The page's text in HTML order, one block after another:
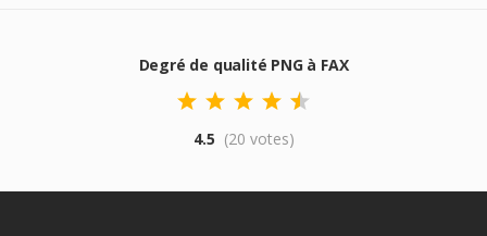
Degré de qualité PNG à FAX
4.5 (20 votes)